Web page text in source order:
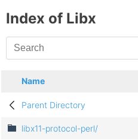
Index of Libx
Name
Parent Directory
libx11-protocol-perl/